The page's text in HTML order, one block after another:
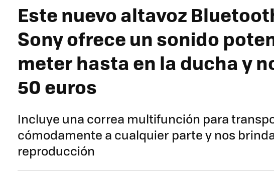
Este nuevo altavoz
Sony ofrece un sonido
meter hasta en la ducha y
50 euros
Incluye una correa multifunción para
cómodamente a cualquier parte y nos
reproducción